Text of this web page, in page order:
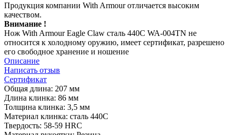
Продукция компании With Armour отличается высоким
качеством.
Внимание !
Нож With Armour Eagle Claw сталь 440C WA-004TN не
относится к холодному оружию, имеет сертификат, разрешено
его свободное хранение и ношение
Описание
Написать отзыв
Сертификат
Общая длина: 207 мм
Длина клинка: 86 мм
Толщина клинка: 3,5 мм
Материал клинка: сталь 440C
Твердость: 58-59 HRC